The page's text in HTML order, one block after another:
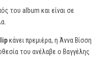
του album και είναι σε
κάνει πρεμιέρα, η Άννα Βίσση
του ανέλαβε ο Βαγγέλης